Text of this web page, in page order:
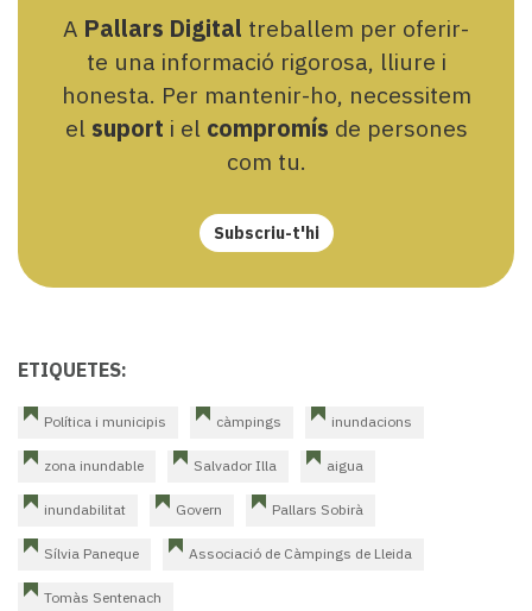
A Pallars Digital treballem per oferir-
te una informació rigorosa, lliure i
honesta. Per mantenir-ho, necessitem
el suport i el compromís de persones
com tu.
Subscriu-t'hi
ETIQUETES:
Política i municipis càmpings inundacions
zona inundable Salvador Illa aigua
inundabilitat Govern Pallars Sobirà
Sílvia Paneque Associació de Càmpings de Lleida
Tomàs Sentenach